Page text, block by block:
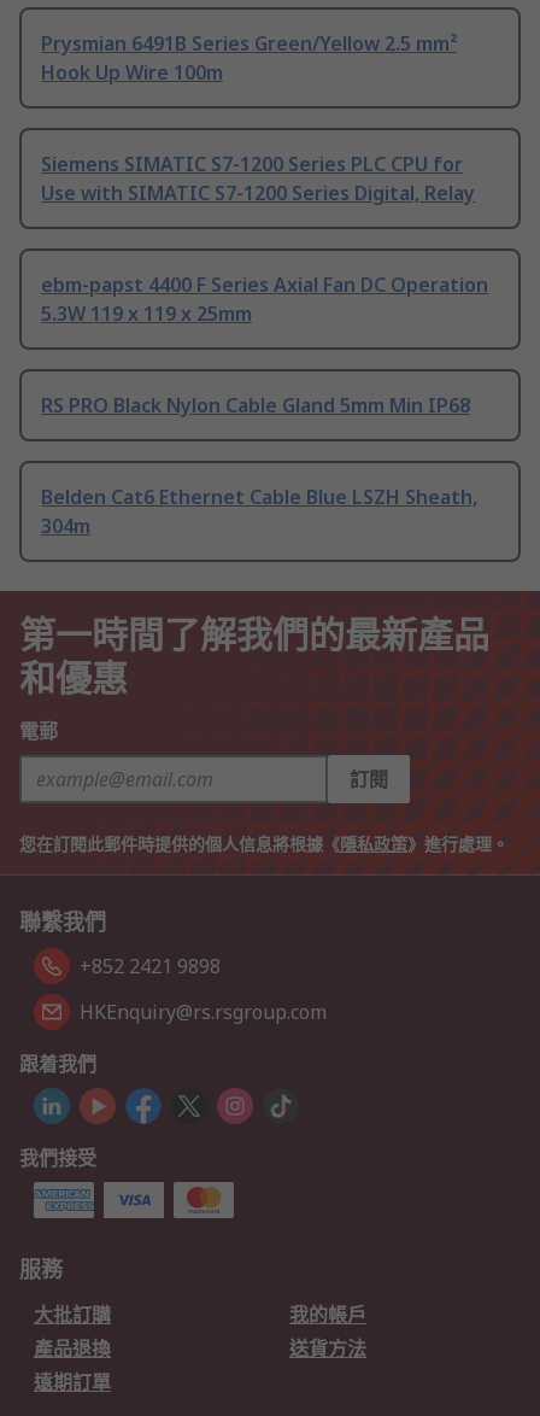
Prysmian 6491B Series Green/Yellow 2.5 mm²
Hook Up Wire 100m
Siemens SIMATIC S7-1200 Series PLC CPU for
Use with SIMATIC S7-1200 Series Digital, Relay
ebm-papst 4400 F Series Axial Fan DC Operation
5.3W 119 x 119 x 25mm
RS PRO Black Nylon Cable Gland 5mm Min IP68
Belden Cat6 Ethernet Cable Blue LSZH Sheath,
304m
第一時間了解我們的最新產品
和優惠
電郵
訂閱
您在訂閱此郵件時提供的個人信息將根據《隱私政策》進行處理。
聯繫我們
+852 2421 9898
HKEnquiry@rs.rsgroup.com
跟着我們
我們接受
服務
大批訂購
我的帳戶
產品退換
送貨方法
遠期訂單